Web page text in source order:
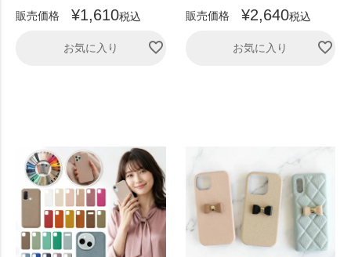
販売価格
¥1,610税込
お気に入り
販売価格
¥2,640税込
お気に入り